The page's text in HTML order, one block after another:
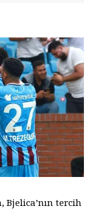
Bjelica’nın tercih